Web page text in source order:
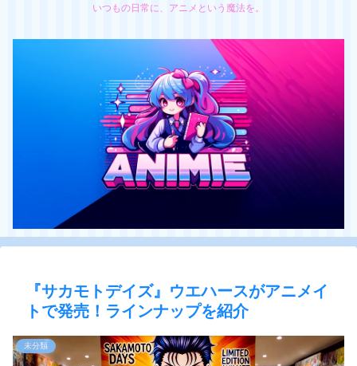
いつもの日常に、アニメという魔法を。
『サカモトデイズ』ウエハースがアニメイ
トで発売！ラインナップを紹介
未分類